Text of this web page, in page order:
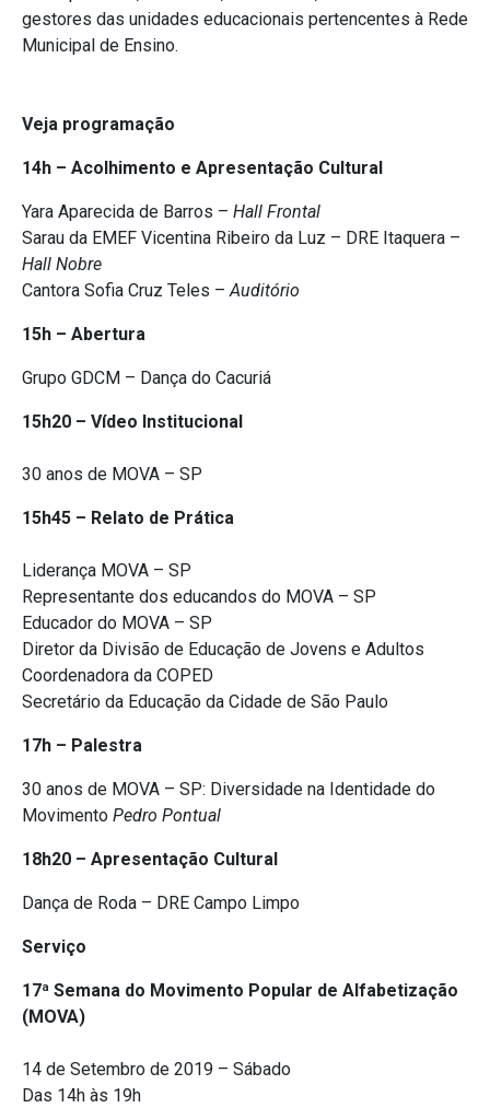
gestores das unidades educacionais pertencentes à Rede
Municipal de Ensino.
Veja programação
14h – Acolhimento e Apresentação Cultural
Yara Aparecida de Barros – Hall Frontal
Sarau da EMEF Vicentina Ribeiro da Luz – DRE Itaquera –
Hall Nobre
Cantora Sofia Cruz Teles –Auditório
15h – Abertura
Grupo GDCM – Dança do Cacuriá
15h20 – Vídeo Institucional
30 anos de MOVA – SP
15h45 – Relato de Prática
Liderança MOVA – SP
Representante dos educandos do MOVA – SP
Educador do MOVA – SP
Diretor da Divisão de Educação de Jovens e Adultos
Coordenadora da COPED
Secretário da Educação da Cidade de São Paulo
17h – Palestra
30 anos de MOVA – SP: Diversidade na Identidade do
Movimento Pedro Pontual
18h20 – Apresentação Cultural
Dança de Roda – DRE Campo Limpo
Serviço
17ª Semana do Movimento Popular de Alfabetização
(MOVA)
14 de Setembro de 2019 – Sábado
Das 14h às 19h